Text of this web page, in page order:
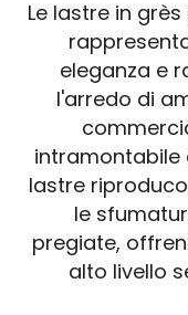
Le lastre in
eleganza e
l'arredo di
intramontabile
lastre
le
pregiate,
alto livello